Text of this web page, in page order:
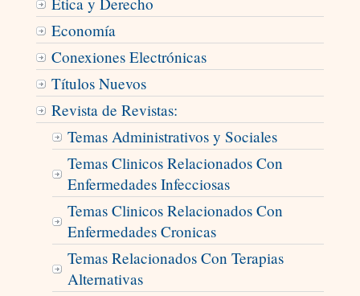
Economía
Conexiones Electrónicas
Títulos Nuevos
Revista de Revistas:
Temas Administrativos y Sociales
Temas Clinicos Relacionados Con
Enfermedades Infecciosas
Temas Clinicos Relacionados Con
Enfermedades Cronicas
Temas Relacionados Con Terapias
Alternativas